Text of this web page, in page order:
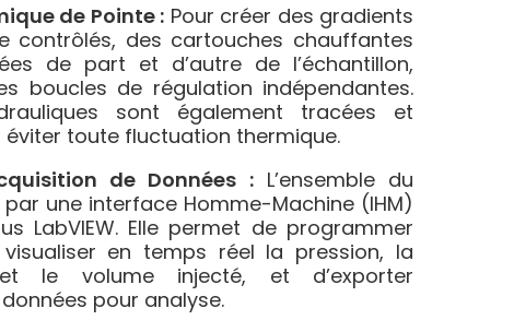
de Pointe : Pour créer des gradients
contrôlés, des cartouches chauffantes
de part et d’autre de l’échantillon,
boucles de régulation indépendantes.
sont également tracées et
toute fluctuation thermique.
de Données :L’ensemble du
une interface Homme-Machine (IHM)
LabVIEW. Elle permet de programmer
en temps réel la pression, la
le volume injecté, et d’exporter
pour analyse.